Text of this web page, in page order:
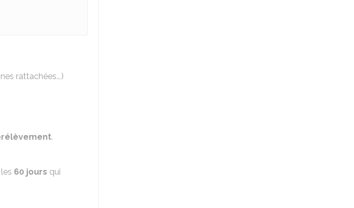
rattachées...)
.
60 jours qui